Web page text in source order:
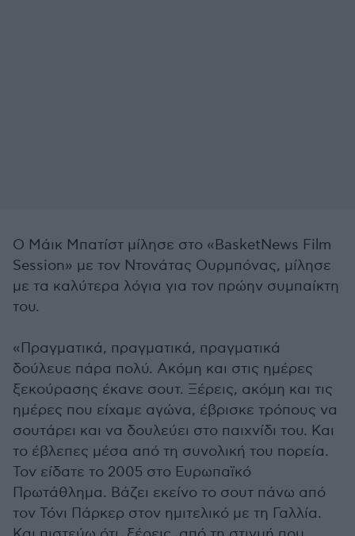
O Μάικ Μπατίστ μίλησε στο «BasketNews Film
Session» με τον Ντονάτας Ουρμπόνας, μίλησε
με τα καλύτερα λόγια για τον πρώην συμπαίκτη
του.
«Πραγματικά, πραγματικά, πραγματικά
δούλευε πάρα πολύ. Ακόμη και στις ημέρες
ξεκούρασης έκανε σουτ. Ξέρεις, ακόμη και τις
ημέρες που είχαμε αγώνα, έβρισκε τρόπους να
σουτάρει και να δουλεύει στο παιχνίδι του. Και
το έβλεπες μέσα από τη συνολική του πορεία.
Τον είδατε το 2005 στο Ευρωπαϊκό
Πρωτάθλημα. Βάζει εκείνο το σουτ πάνω από
τον Τόνι Πάρκερ στον ημιτελικό με τη Γαλλία.